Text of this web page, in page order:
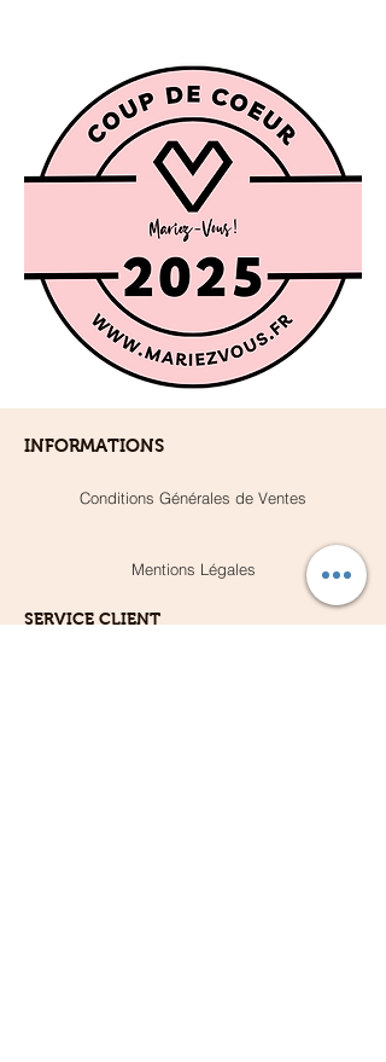
INFORMATIONS
Conditions Générales de Ventes
Mentions Légales
SERVICE CLIENT